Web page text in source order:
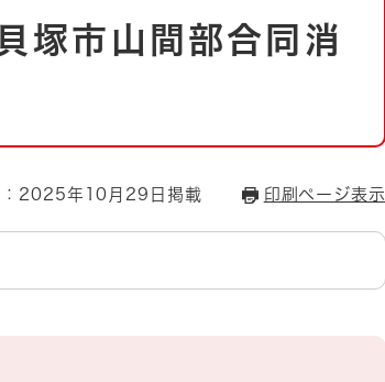
・施設の案内
塚市山間部合同消
：2025年10月29日掲載 印刷ページ表示